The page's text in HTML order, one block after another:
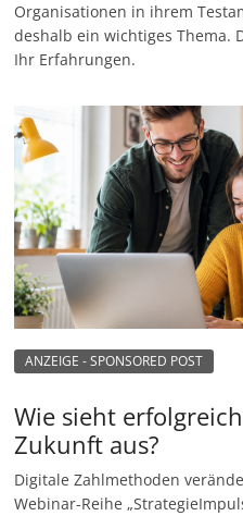
Organisationen in ihrem
deshalb ein wichtiges Thema.
Ihr Erfahrungen.
ANZEIGE - SPONSORED POST
Wie sieht
Zukunft aus?
Digitale Zahlmethoden
Webinar-Reihe